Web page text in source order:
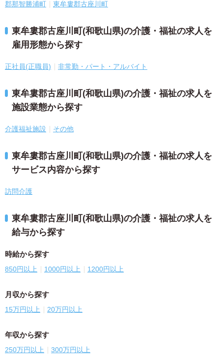
郡那智勝浦町
東牟婁郡古座川町
東牟婁郡古座川町(和歌山県)の介護・福祉の求人を
雇用形態から探す
正社員(正職員) 非常勤・パート・アルバイト
東牟婁郡古座川町(和歌山県)の介護・福祉の求人を
施設業態から探す
介護福祉施設 その他
東牟婁郡古座川町(和歌山県)の介護・福祉の求人を
サービス内容から探す
訪問介護
東牟婁郡古座川町(和歌山県)の介護・福祉の求人を
給与から探す
時給から探す
850円以上 1000円以上 1200円以上
月収から探す
15万円以上 20万円以上
年収から探す
250万円以上 300万円以上